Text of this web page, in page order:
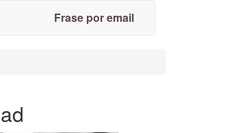
Frase por email